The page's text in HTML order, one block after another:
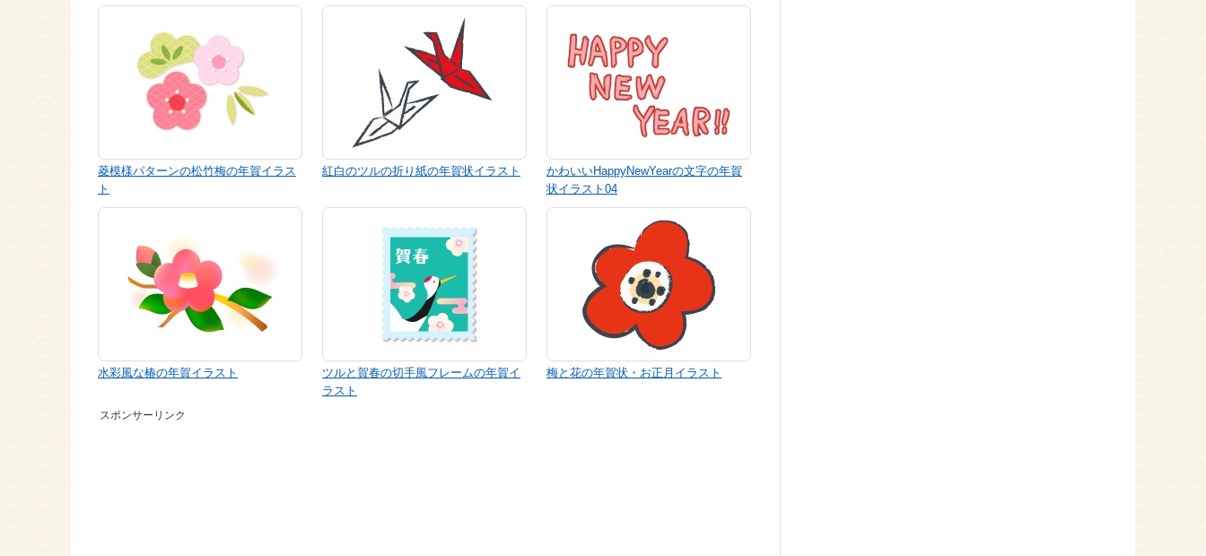
菱模様パターンの松竹梅の年賀イラス
ト
紅白のツルの折り紙の年賀状イラスト
かわいいHappyNewYearの文字の年賀
状イラスト04
水彩風な椿の年賀イラスト
ツルと賀春の切手風フレームの年賀イ
ラスト
梅と花の年賀状・お正月イラスト
スポンサーリンク